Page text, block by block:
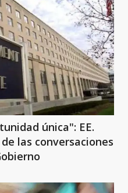
única": EE.
las conversaciones